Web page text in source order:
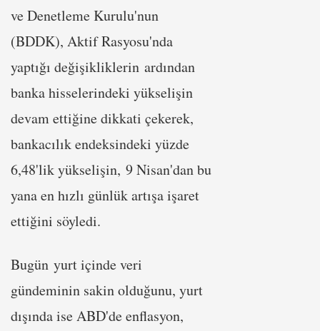
ve Denetleme Kurulu'nun
(BDDK), Aktif Rasyosu'nda
yaptığı değişikliklerin ardından
banka hisselerindeki yükselişin
devam ettiğine dikkati çekerek,
bankacılık endeksindeki yüzde
6,48'lik yükselişin, 9 Nisan'dan bu
yana en hızlı günlük artışa işaret
ettiğini söyledi.
Bugün yurt içinde veri
gündeminin sakin olduğunu, yurt
dışında ise ABD'de enflasyon,